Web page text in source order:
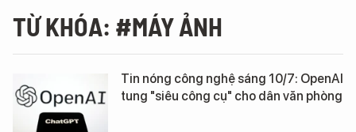
TỪ KHÓA: #MÁY ẢNH
Tin nóng công nghệ sáng 10/7: OpenAI
tung "siêu công cụ" cho dân văn phòng